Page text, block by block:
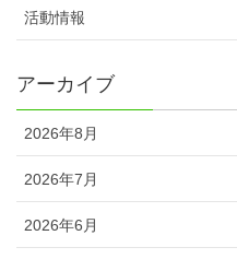
活動情報
アーカイブ
2026年8月
2026年7月
2026年6月